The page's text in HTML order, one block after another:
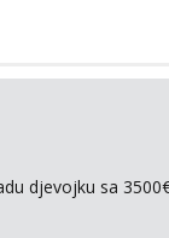
djevojku sa